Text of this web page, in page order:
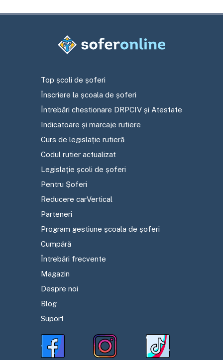
Top școli de șoferi
Înscriere la școala de șoferi
Întrebări chestionare DRPCIV și Atestate
Indicatoare și marcaje rutiere
Curs de legislație rutieră
Codul rutier actualizat
Legislație școli de șoferi
Pentru Șoferi
Reducere carVertical
Parteneri
Program gestiune școala de șoferi
Cumpără
Întrebări frecvente
Magazin
Despre noi
Blog
Suport